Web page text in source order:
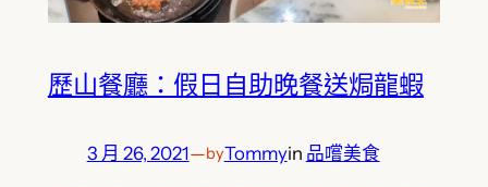
歷山餐廳：假日自助晚餐送焗龍蝦
3 月 26, 2021—byTommyin 品嚐美食